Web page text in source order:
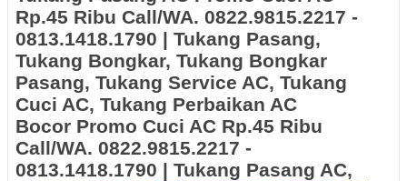
Rp.45 Ribu Call/WA. 0822.9815.2217 -
0813.1418.1790 | Tukang Pasang,
Tukang Bongkar, Tukang Bongkar
Pasang, Tukang Service AC, Tukang
Cuci AC, Tukang Perbaikan AC
Bocor Promo Cuci AC Rp.45 Ribu
Call/WA. 0822.9815.2217 -
0813.1418.1790 | Tukang Pasang AC,